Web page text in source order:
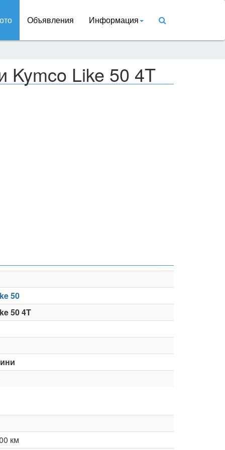
Объявления Информация
Kymco Like 50 4T
50
50 4T
км